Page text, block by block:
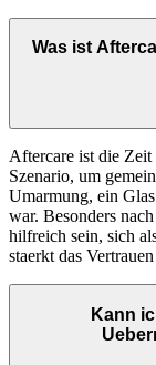
Was ist
Aftercare ist die Zeit
Szenario, um
Umarmung, ein
war. Besonders
hilfreich sein, sich
staerkt das
Kann